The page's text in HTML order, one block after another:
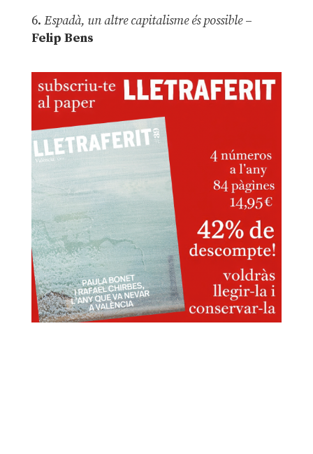
6. Espadà, un altre capitalisme és possible –
Felip Bens